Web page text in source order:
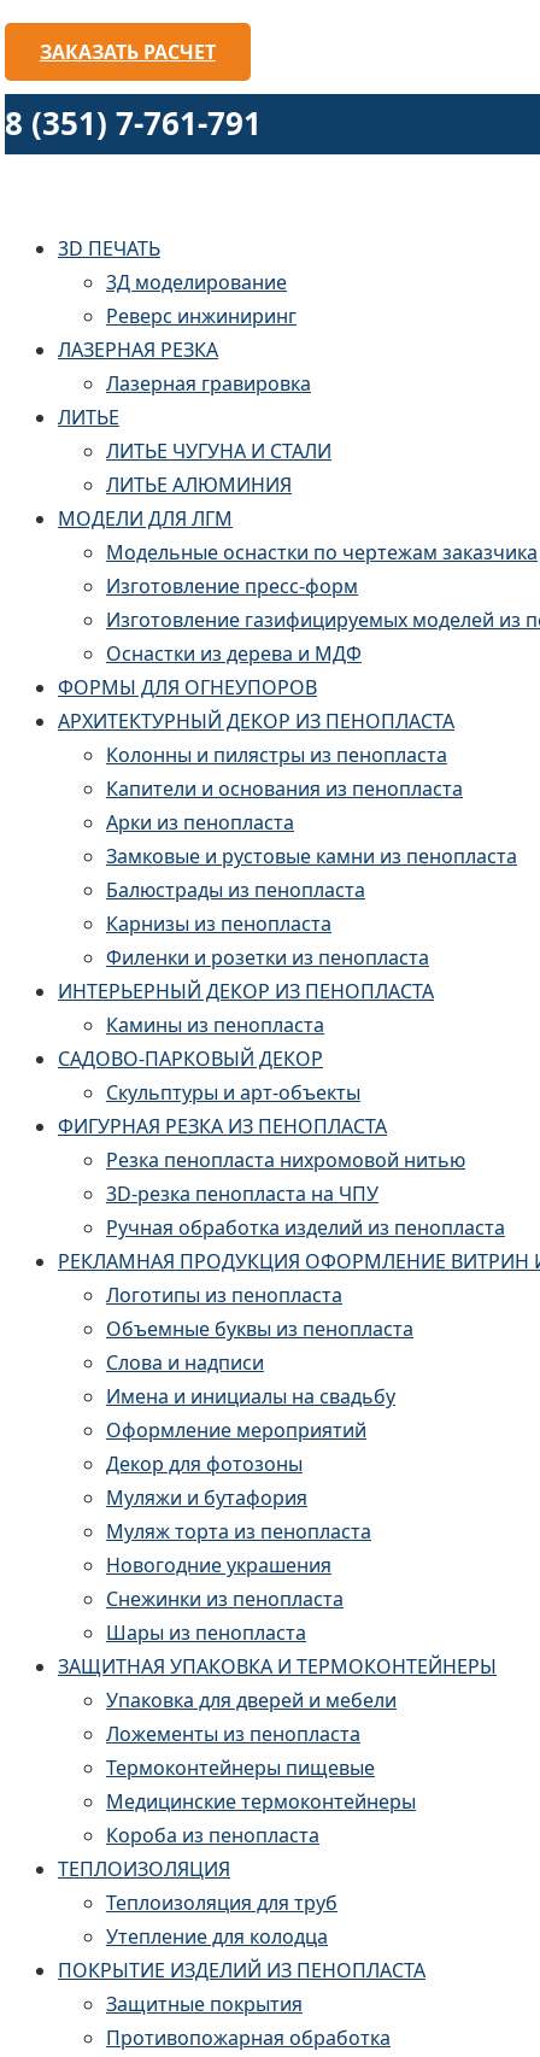
ЗАКАЗАТЬ РАСЧЕТ
8 (351) 7-761-791
3D ПЕЧАТЬ
3Д моделирование
Реверс инжиниринг
ЛАЗЕРНАЯ РЕЗКА
Лазерная гравировка
ЛИТЬЕ
ЛИТЬЕ ЧУГУНА И СТАЛИ
ЛИТЬЕ АЛЮМИНИЯ
МОДЕЛИ ДЛЯ ЛГМ
Модельные оснастки по чертежам заказчика
Изготовление пресс-форм
Изготовление газифицируемых моделей из
Оснастки из дерева и МДФ
ФОРМЫ ДЛЯ ОГНЕУПОРОВ
АРХИТЕКТУРНЫЙ ДЕКОР ИЗ ПЕНОПЛАСТА
Колонны и пилястры из пенопласта
Капители и основания из пенопласта
Арки из пенопласта
Замковые и рустовые камни из пенопласта
Балюстрады из пенопласта
Карнизы из пенопласта
Филенки и розетки из пенопласта
ИНТЕРЬЕРНЫЙ ДЕКОР ИЗ ПЕНОПЛАСТА
Камины из пенопласта
САДОВО-ПАРКОВЫЙ ДЕКОР
Скульптуры и арт-объекты
ФИГУРНАЯ РЕЗКА ИЗ ПЕНОПЛАСТА
Резка пенопласта нихромовой нитью
3D-резка пенопласта на ЧПУ
Ручная обработка изделий из пенопласта
РЕКЛАМНАЯ ПРОДУКЦИЯ ОФОРМЛЕНИЕ ВИТРИН
Логотипы из пенопласта
Объемные буквы из пенопласта
Слова и надписи
Имена и инициалы на свадьбу
Оформление мероприятий
Декор для фотозоны
Муляжи и бутафория
Муляж торта из пенопласта
Новогодние украшения
Снежинки из пенопласта
Шары из пенопласта
ЗАЩИТНАЯ УПАКОВКА И ТЕРМОКОНТЕЙНЕРЫ
Упаковка для дверей и мебели
Ложементы из пенопласта
Термоконтейнеры пищевые
Медицинские термоконтейнеры
Короба из пенопласта
ТЕПЛОИЗОЛЯЦИЯ
Теплоизоляция для труб
Утепление для колодца
ПОКРЫТИЕ ИЗДЕЛИЙ ИЗ ПЕНОПЛАСТА
Защитные покрытия
Противопожарная обработка